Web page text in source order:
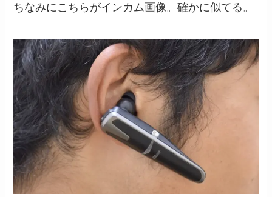
ちなみにこちらがインカム画像。確かに似てる。